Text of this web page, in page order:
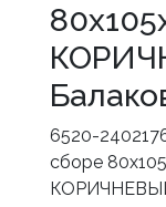
6520-
сборе